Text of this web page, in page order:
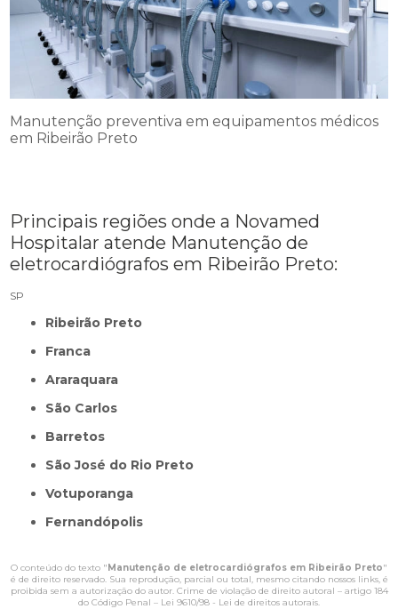
Manutenção preventiva em equipamentos médicos
em Ribeirão Preto
Principais regiões onde a Novamed
Hospitalar atende Manutenção de
eletrocardiógrafos em Ribeirão Preto:
SP
Ribeirão Preto
Franca
Araraquara
São Carlos
Barretos
São José do Rio Preto
Votuporanga
Fernandópolis
O conteúdo do texto "Manutenção de eletrocardiógrafos em Ribeirão Preto"
é de direito reservado. Sua reprodução, parcial ou total, mesmo citando nossos links, é
proibida sem a autorização do autor. Crime de violação de direito autoral – artigo 184
do Código Penal – Lei 9610/98 - Lei de direitos autorais.